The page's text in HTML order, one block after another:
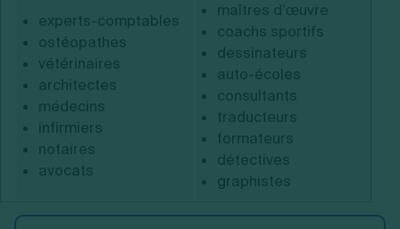
experts-comptables
ostéopathes
vétérinaires
architectes
médecins
infirmiers
notaires
avocats
maîtres d’œuvre
coachs sportifs
dessinateurs
auto-écoles
consultants
traducteurs
formateurs
détectives
graphistes